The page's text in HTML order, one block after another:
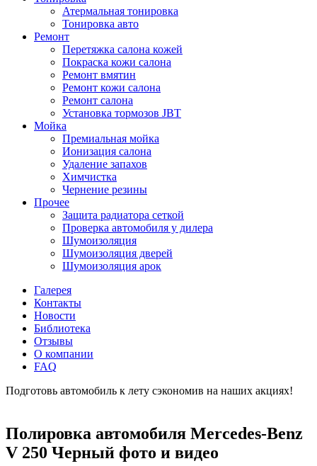
Атермальная тонировка
Тонировка авто
Ремонт
Перетяжка салона кожей
Покраска кожи салона
Ремонт вмятин
Ремонт кожи салона
Ремонт салона
Установка тормозов JBT
Мойка
Премиальная мойка
Ионизация салона
Удаление запахов
Химчистка
Чернение резины
Прочее
Защита радиатора сеткой
Проверка автомобиля у дилера
Шумоизоляция
Шумоизоляция дверей
Шумоизоляция арок
Галерея
Контакты
Новости
Библиотека
Отзывы
О компании
FAQ
Подготовь автомобиль к лету сэкономив на наших акциях!
Полировка автомобиля Mercedes-Benz
V 250 Черный фото и видео